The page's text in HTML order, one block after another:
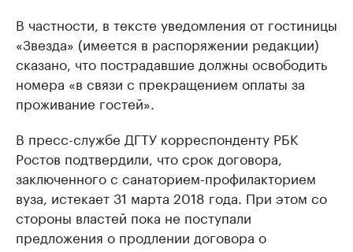
В частности, в тексте уведомления от гостиницы
«Звезда» (имеется в распоряжении редакции)
сказано, что пострадавшие должны освободить
номера «в связи с прекращением оплаты за
проживание гостей».
В пресс-службе ДГТУ корреспонденту РБК
Ростов подтвердили, что срок договора,
заключенного с санаторием-профилакторием
вуза, истекает 31 марта 2018 года. При этом со
стороны властей пока не поступали
предложения о продлении договора о